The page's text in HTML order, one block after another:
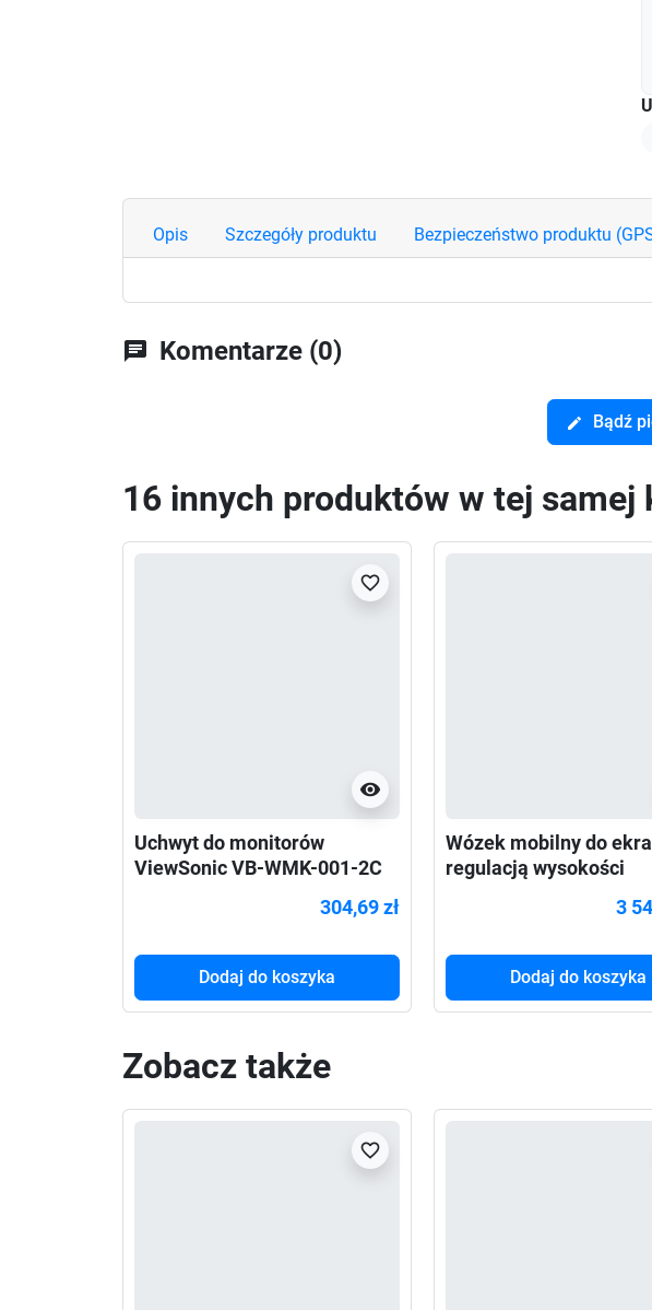
Opis Szczegóły produktu Bezpieczeństwo produktu
chat Komentarze (0)
edit Bądź
16 innych produktów w tej samej
visibility
favorite_border
Uchwyt do monitorów
ViewSonic VB-WMK-001-2C
304,69 zł
Dodaj do koszyka
Wózek mobilny do
regulacją wysokości
3
Dodaj do koszyka
Zobacz także
favorite_border